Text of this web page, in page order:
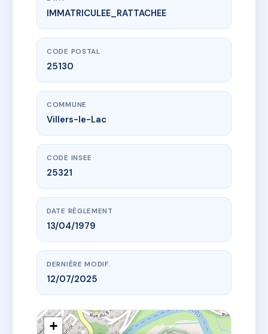
www.vme.plus/AC6777247
SDC STADE1
1 r du stade25130 Villers-le-Lac
IMMATRICULEE_RATTACHEE
CODE POSTAL
25130
COMMUNE
Villers-le-Lac
CODE INSEE
25321
DATE RÈGLEMENT
13/04/1979
DERNIÈRE MODIF.
12/07/2025
+